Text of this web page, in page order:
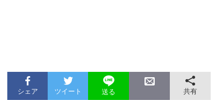
シェア ツイート 送る 共有